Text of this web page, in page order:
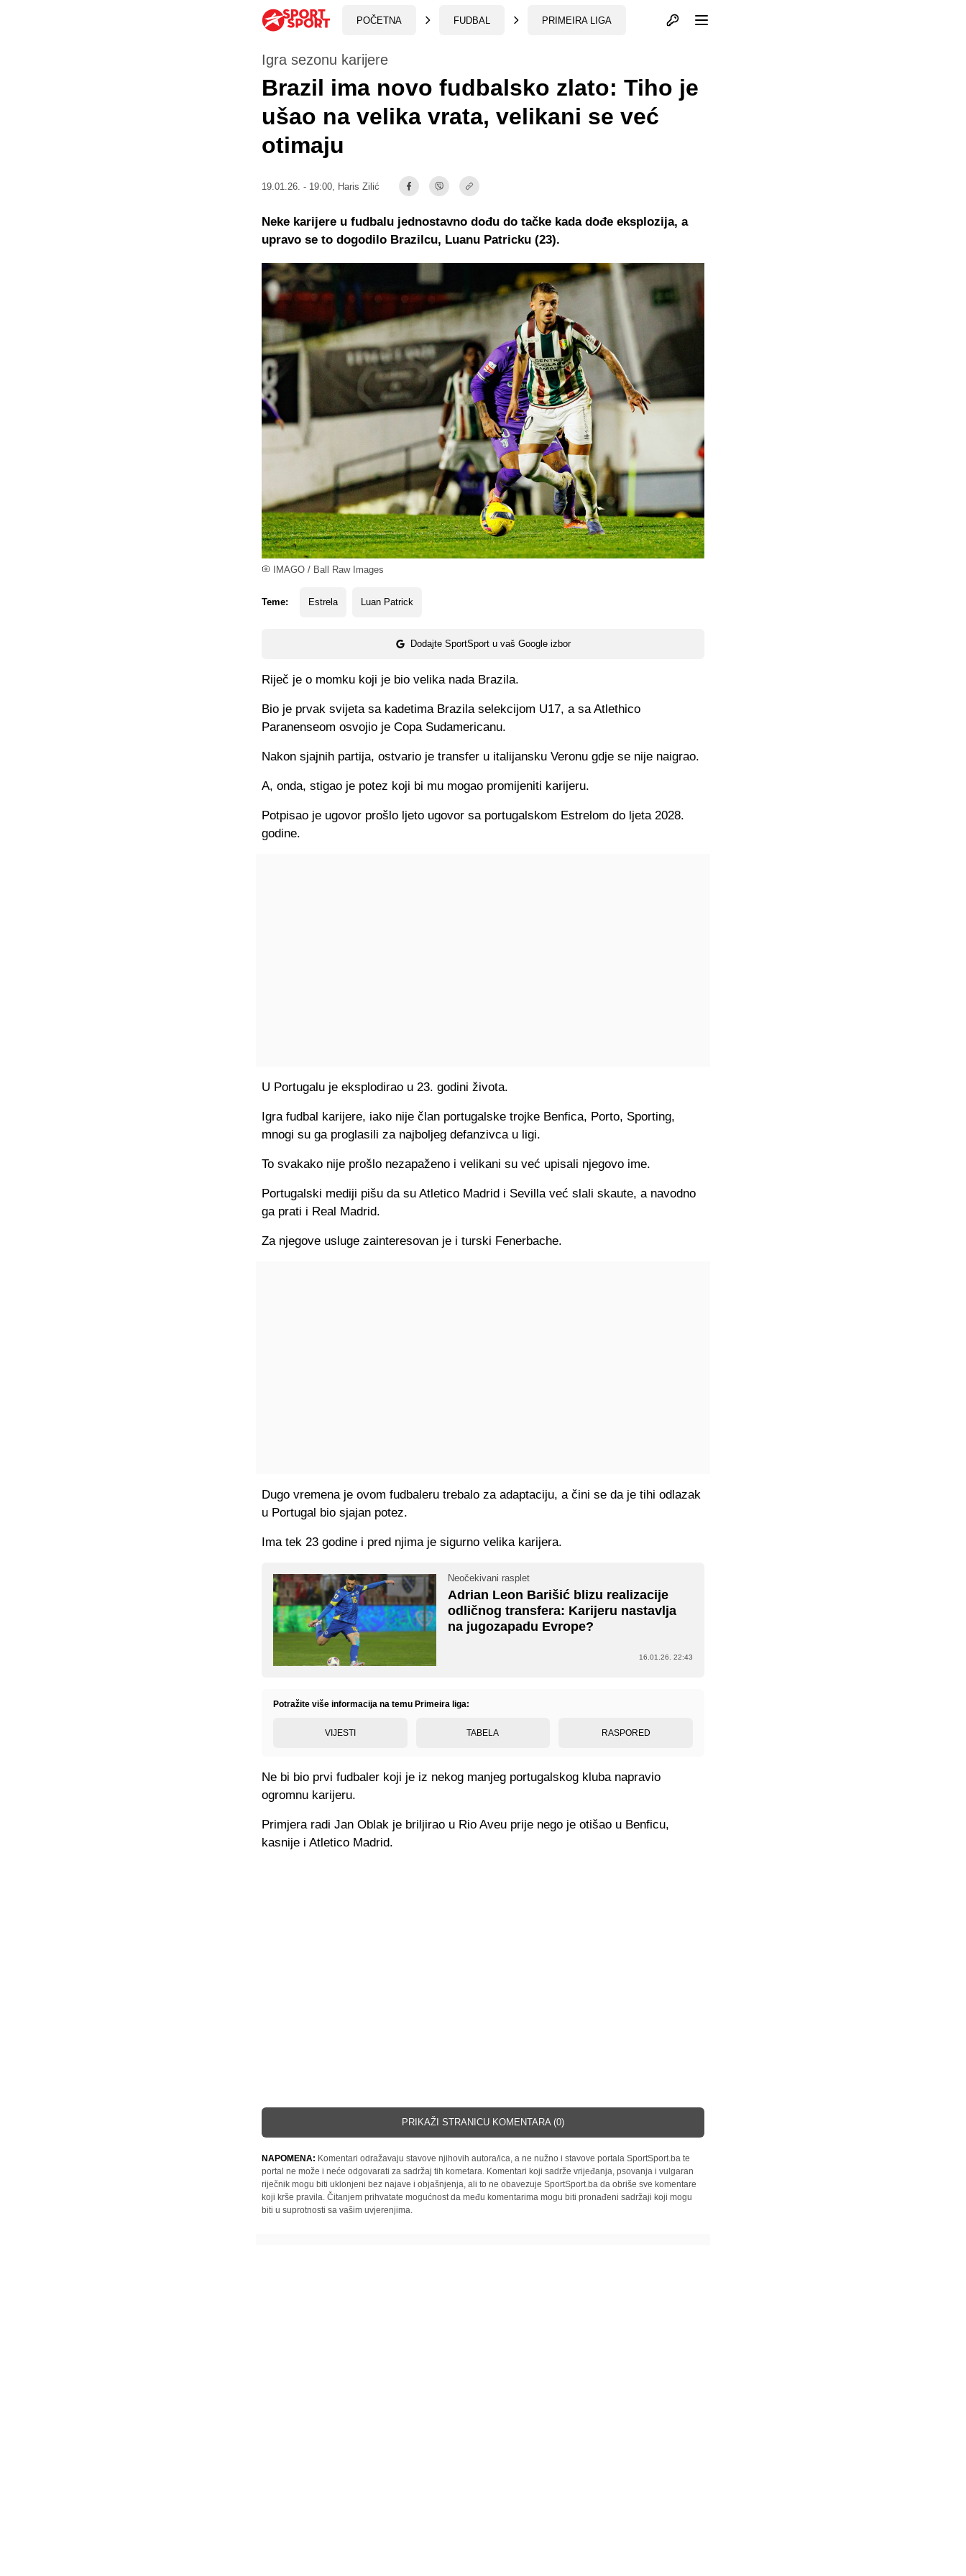
POČETNA FUDBAL PRIMEIRA LIGA Otvori profil
IMAGO / Ball Raw Images
Igra sezonu karijere
Brazil ima novo fudbalsko zlato: Tiho je
ušao na velika vrata, velikani se već
otimaju
19.01.26. - 19:00, Haris Zilić
Teme: Estrela Luan Patrick
Dodajte SportSport u vaš Google izbor
Neke karijere u fudbalu jednostavno dođu do tačke kada dođe eksplozija, a
upravo se to dogodilo Brazilcu, Luanu Patricku (23).
Riječ je o momku koji je bio velika nada Brazila.
Bio je prvak svijeta sa kadetima Brazila selekcijom U17, a sa Atlethico
Paranenseom osvojio je Copa Sudamericanu.
Nakon sjajnih partija, ostvario je transfer u italijansku Veronu gdje se nije naigrao.
A, onda, stigao je potez koji bi mu mogao promijeniti karijeru.
Potpisao je ugovor prošlo ljeto ugovor sa portugalskom Estrelom do ljeta 2028.
godine.
U Portugalu je eksplodirao u 23. godini života.
Igra fudbal karijere, iako nije član portugalske trojke Benfica, Porto, Sporting,
mnogi su ga proglasili za najboljeg defanzivca u ligi.
To svakako nije prošlo nezapaženo i velikani su već upisali njegovo ime.
Portugalski mediji pišu da su Atletico Madrid i Sevilla već slali skaute, a navodno
ga prati i Real Madrid.
Za njegove usluge zainteresovan je i turski Fenerbache.
Dugo vremena je ovom fudbaleru trebalo za adaptaciju, a čini se da je tihi odlazak
u Portugal bio sjajan potez.
Ima tek 23 godine i pred njima je sigurno velika karijera.
Neočekivani rasplet
Adrian Leon Barišić blizu realizacije
odličnog transfera: Karijeru nastavlja
na jugozapadu Evrope?
16.01.26. 22:43
Potražite više informacija na temu Primeira liga:
VIJESTI TABELA RASPORED
Ne bi bio prvi fudbaler koji je iz nekog manjeg portugalskog kluba napravio
ogromnu karijeru.
Primjera radi Jan Oblak je briljirao u Rio Aveu prije nego je otišao u Benficu,
kasnije i Atletico Madrid.
PRIKAŽI STRANICU KOMENTARA (0)
NAPOMENA: Komentari odražavaju stavove njihovih autora/ica, a ne nužno i stavove portala SportSport.ba te
portal ne može i neće odgovarati za sadržaj tih kometara. Komentari koji sadrže vrijeđanja, psovanja i vulgaran
riječnik mogu biti uklonjeni bez najave i objašnjenja, ali to ne obavezuje SportSport.ba da obriše sve komentare
koji krše pravila. Čitanjem prihvatate mogućnost da među komentarima mogu biti pronađeni sadržaji koji mogu
biti u suprotnosti sa vašim uvjerenjima.